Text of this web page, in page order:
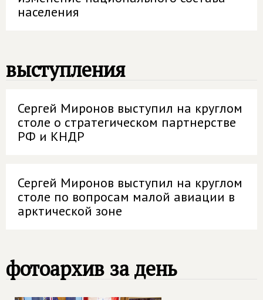
населения
выступления
Сергей Миронов выступил на круглом
столе о стратегическом партнерстве
РФ и КНДР
Сергей Миронов выступил на круглом
столе по вопросам малой авиации в
арктической зоне
фотоархив за день